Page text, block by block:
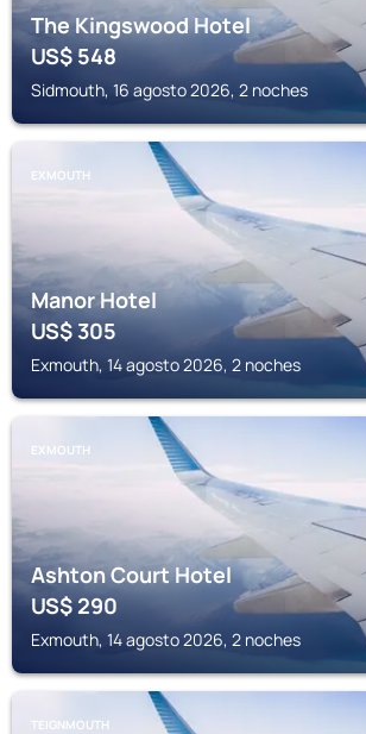
The Kingswood Hotel
US$548
Sidmouth, 16 agosto 2026, 2 noches
EXMOUTH
Manor Hotel
US$305
Exmouth, 14 agosto 2026, 2 noches
EXMOUTH
Ashton Court Hotel
US$290
Exmouth, 14 agosto 2026, 2 noches
TEIGNMOUTH